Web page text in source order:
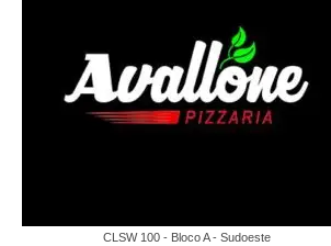
CLSW 100 - Bloco A - Sudoeste